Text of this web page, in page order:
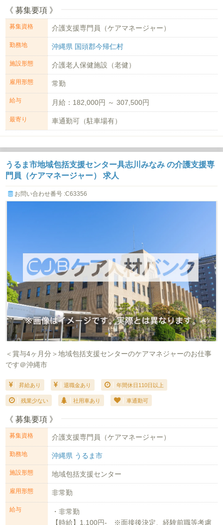
《 募集要項 》
募集資格 介護支援専門員（ケアマネージャー）
勤務地 沖縄県 国頭郡今帰仁村
施設形態 介護老人保健施設（老健）
雇用形態 常勤
給与 月給：182,000円 ～ 307,500円
最寄り 車通勤可（駐車場有）
うるま市地域包括支援センター具志川みなみ の介護支援専
門員（ケアマネージャー） 求人
お問い合わせ番号 :C63356
＜賞与4ヶ月分＞地域包括支援センターのケアマネジャーのお仕事
です＠沖縄市
昇給あり 退職金あり 年間休日110日以上
残業少ない 社用車あり 車通勤可
《 募集要項 》
募集資格 介護支援専門員（ケアマネージャー）
勤務地 沖縄県 うるま市
施設形態 地域包括支援センター
雇用形態 非常勤
給与
・非常勤
【時給】1,100円- ※面接後決定、経験前職等考慮